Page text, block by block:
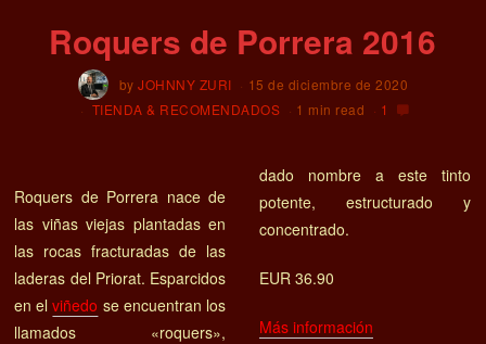
Roquers de Porrera 2016
byJOHNNY ZURI
15 de diciembre de 2020
TIENDA & RECOMENDADOS
1 min read 1
Roquers de Porrera nace de
las viñas viejas plantadas en
las rocas fracturadas de las
laderas del Priorat. Esparcidos
en elviñedo se encuentran los
llamados «roquers»,
dado nombre a este tinto
potente, estructurado y
concentrado.
EUR 36.90
Más información